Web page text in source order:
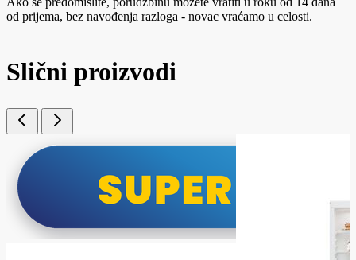
od prijema, bez navođenja razloga - novac vraćamo u celosti.
Slični proizvodi